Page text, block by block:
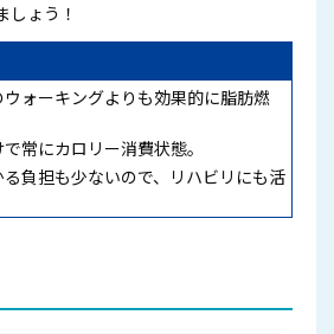
しょう！
ォーキングよりも効果的に脂肪燃
常にカロリー消費状態。
負担も少ないので、リハビリにも活